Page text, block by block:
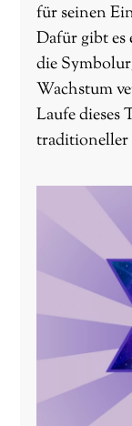
für seinen
Dafür gibt es
die
Wachstum
Laufe dieses
traditioneller